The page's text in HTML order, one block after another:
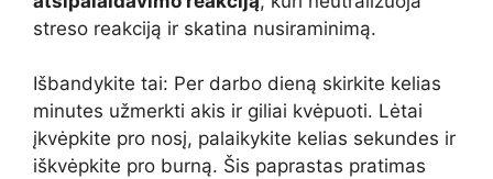
streso reakciją ir skatina nusiraminimą.
Išbandykite tai: Per darbo dieną skirkite kelias
minutes užmerkti akis ir giliai kvėpuoti. Lėtai
įkvėpkite pro nosį, palaikykite kelias sekundes ir
iškvėpkite pro burną. Šis paprastas pratimas